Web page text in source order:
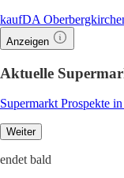
kaufDA
Anzeigen
Aktuelle
Supermarkt Prospekte
Weiter
endet bald